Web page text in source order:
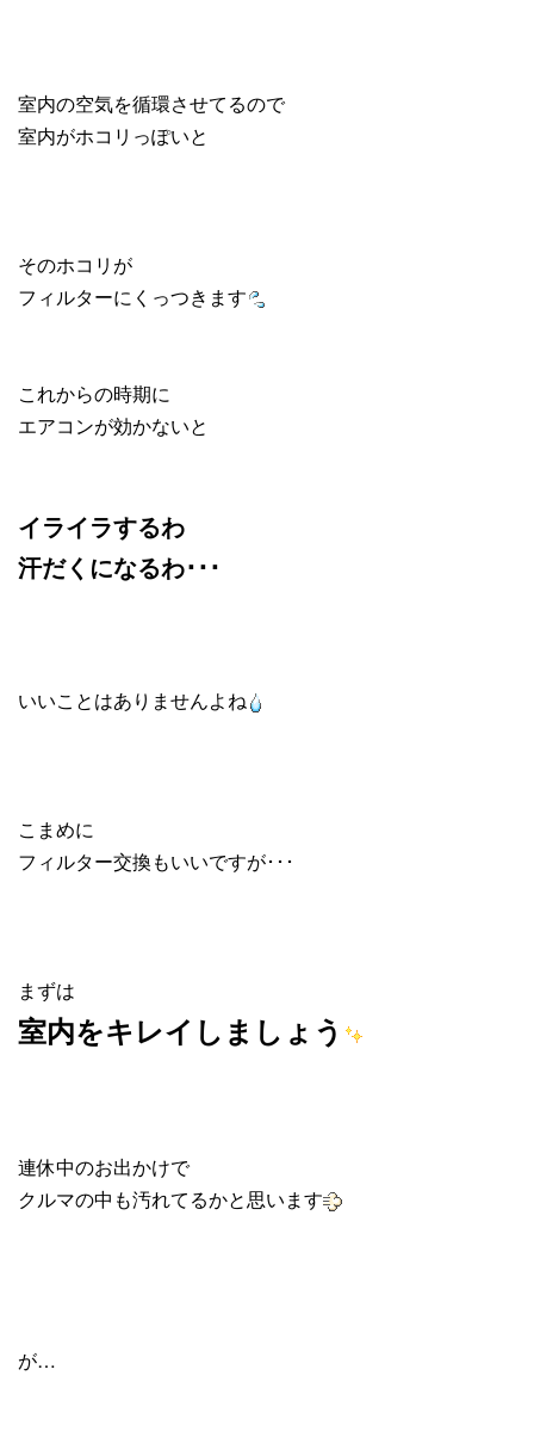
室内の空気を循環させてるので
室内がホコリっぽいと
そのホコリが
フィルターにくっつきます
これからの時期に
エアコンが効かないと
イライラするわ
汗だくになるわ･･･
いいことはありませんよね
こまめに
フィルター交換もいいですが･･･
まずは
室内をキレイしましょう
連休中のお出かけで
クルマの中も汚れてるかと思います
が…